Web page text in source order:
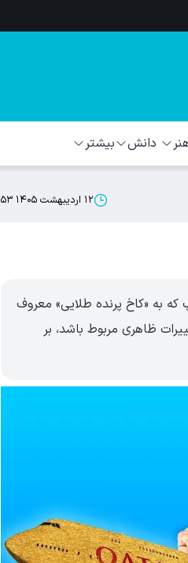
دانش بیشتر
۱۲ اردیبهشت ۱۴۰۵ ۱۸:۵۳
که به «کاخ پرنده طلایی» معروف
ظاهری مربوط باشد، بر